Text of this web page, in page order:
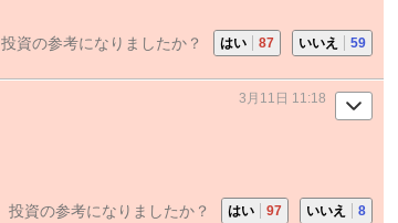
投資の参考になりましたか？ はい 87 いいえ 59
3月11日 11:18
投資の参考になりましたか？ はい 97 いいえ 8